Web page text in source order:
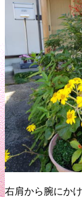
右肩から腕にか